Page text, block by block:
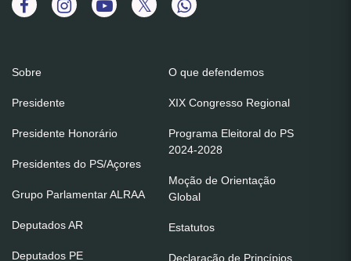
Sobre
Presidente
Presidente Honorário
Presidentes do PS/Açores
Grupo Parlamentar ALRAA
Deputados AR
Deputados PE
O que defendemos
XIX Congresso Regional
Programa Eleitoral do PS
2024-2028
Moção de Orientação
Global
Estatutos
Declaração de Princípios